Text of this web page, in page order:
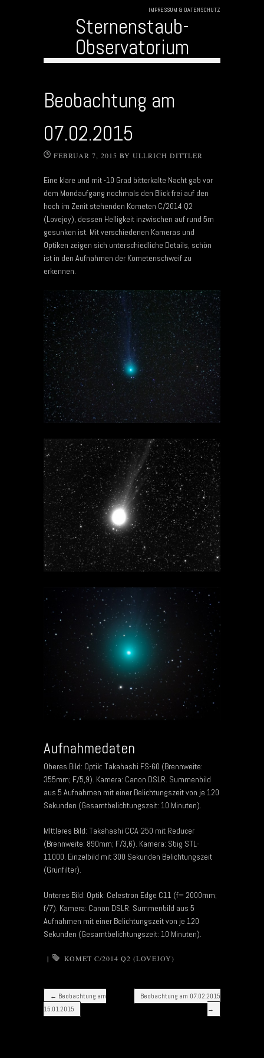
IMPRESSUM & DATENSCHUTZ
Sternenstaub-
Observatorium
Beobachtung am
07.02.2015
FEBRUAR 7, 2015 BY ULLRICH DITTLER
Eine klare und mit -10 Grad bitterkalte Nacht gab vor
dem Mondaufgang nochmals den Blick frei auf den
hoch im Zenit stehenden Kometen C/2014 Q2
(Lovejoy), dessen Helligkeit inzwischen auf rund 5m
gesunken ist. Mit verschiedenen Kameras und
Optiken zeigen sich unterschiedliche Details, schön
ist in den Aufnahmen der Kometenschweif zu
erkennen.
Aufnahmedaten
Oberes Bild: Optik: Takahashi FS-60 (Brennweite:
355mm; F/5,9). Kamera: Canon DSLR. Summenbild
aus 5 Aufnahmen mit einer Belichtungszeit von je 120
Sekunden (Gesamtbelichtungszeit: 10 Minuten).
MIttleres Bild: Takahashi CCA-250 mit Reducer
(Brennweite: 890mm; F/3,6). Kamera: Sbig STL-
11000. Einzelbild mit 300 Sekunden Belichtungszeit
(Grünfilter).
Unteres Bild: Optik: Celestron Edge C11 (f= 2000mm;
f/7). Kamera: Canon DSLR. Summenbild aus 5
Aufnahmen mit einer Belichtungszeit von je 120
Sekunden (Gesamtbelichtungszeit: 10 Minuten).
| KOMET C/2014 Q2 (LOVEJOY)
Post navigation
← Beobachtung am
15.01.2015
Beobachtung am 07.02.2015
→